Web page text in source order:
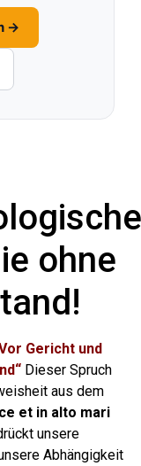
→
ohne
Gericht und
Dieser Spruch
aus dem
et in alto mari
unsere
Abhängigkeit